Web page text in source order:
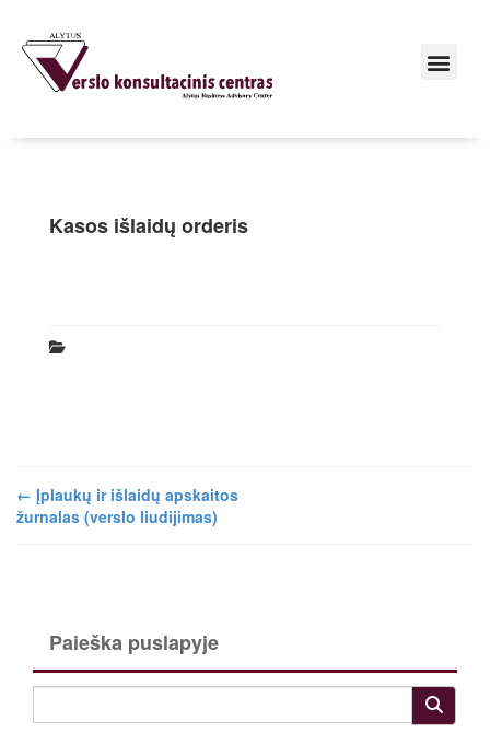
Kasos išlaidų orderis
← Įplaukų ir išlaidų apskaitos
žurnalas (verslo liudijimas)
Paieška puslapyje